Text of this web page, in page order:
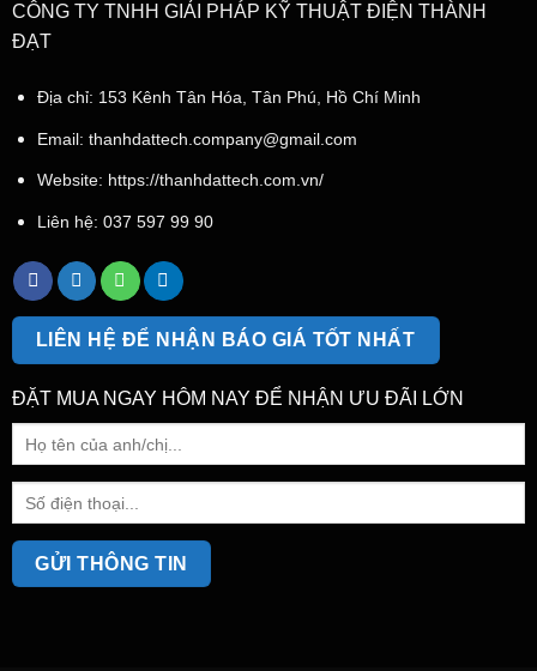
CÔNG TY TNHH GIẢI PHÁP KỸ THUẬT ĐIỆN THÀNH
ĐẠT
Địa chỉ: 153 Kênh Tân Hóa, Tân Phú, Hồ Chí Minh
Email: thanhdattech.company@gmail.com
Website: https://thanhdattech.com.vn/
Liên hệ: 037 597 99 90
LIÊN HỆ ĐỂ NHẬN BÁO GIÁ TỐT NHẤT
ĐẶT MUA NGAY HÔM NAY ĐỂ NHẬN ƯU ĐÃI LỚN